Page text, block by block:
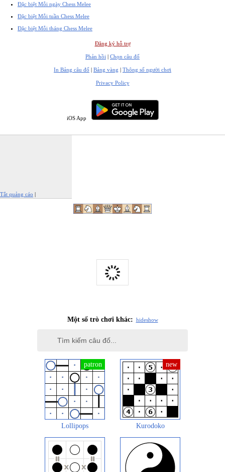
Đặc biệt Mỗi ngày Chess Melee
Đặc biệt Mỗi tuần Chess Melee
Đặc biệt Mỗi tháng Chess Melee
Đăng ký hỗ trợ
Phản hồi | Chọn câu đố
In Bảng câu đố | Bảng vàng | Thông số người chơi
Privacy Policy
iOS App
Tắt quảng cáo |
Một số trò chơi khác: hideshow
Lollipops Kurodoko